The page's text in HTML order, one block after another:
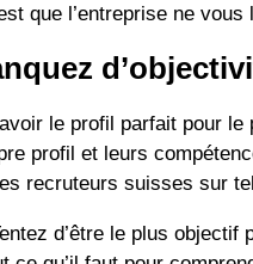
que l’entreprise ne
le profil parfait pour le
profil et leurs
recruteurs suisses sur
d’être le plus